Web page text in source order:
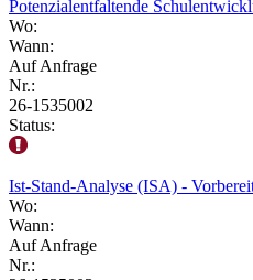
Potenzialentfaltende
Wo:
Wann:
Auf Anfrage
Nr.:
26-1535002
Status:
Ist-Stand-Analyse (ISA) -
Wo:
Wann:
Auf Anfrage
Nr.: